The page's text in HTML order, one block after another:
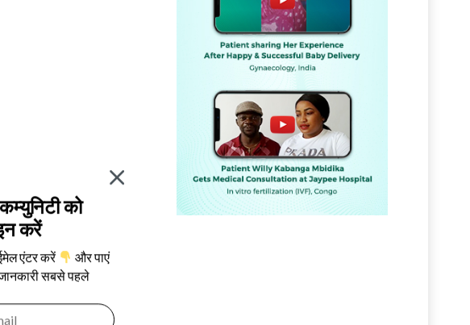
को
करें
एंटर करें और पाएं
सबसे पहले